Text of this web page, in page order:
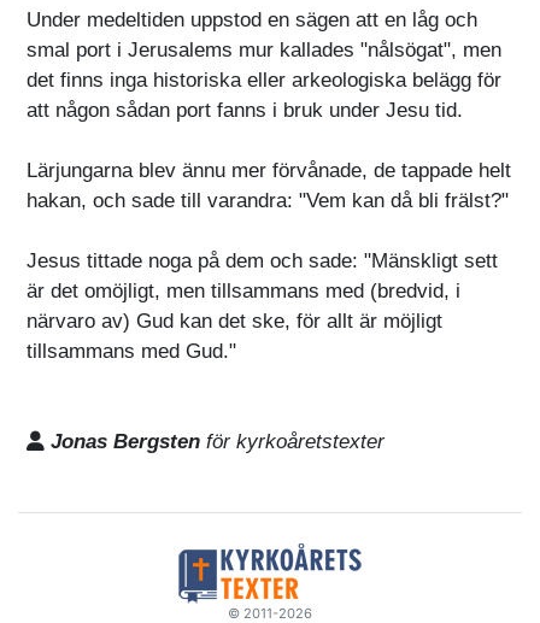
Under medeltiden uppstod en sägen att en låg och
smal port i Jerusalems mur kallades "nålsögat", men
det finns inga historiska eller arkeologiska belägg för
att någon sådan port fanns i bruk under Jesu tid.
Lärjungarna blev ännu mer förvånade, de tappade helt
hakan, och sade till varandra: "Vem kan då bli frälst?"
Jesus tittade noga på dem och sade: "Mänskligt sett
är det omöjligt, men tillsammans med (bredvid, i
närvaro av) Gud kan det ske, för allt är möjligt
tillsammans med Gud."
Jonas Bergsten för kyrkoåretstexter
© 2011-2026